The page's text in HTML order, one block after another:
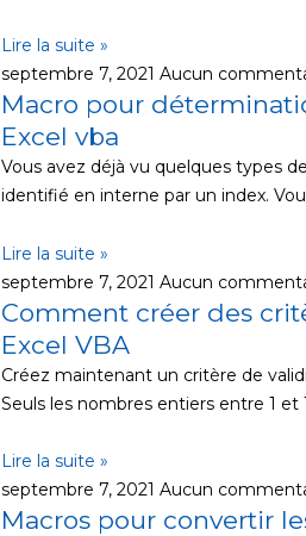
Lire la suite »
septembre 7, 2021 Aucun
Macro pour
Excel vba
Vous avez déjà vu quelques types
identifié en interne par un index.
Lire la suite »
septembre 7, 2021 Aucun
Comment créer des
Excel VBA
Créez maintenant un critère de
Seuls les nombres entiers entre 1
Lire la suite »
septembre 7, 2021 Aucun
Macros pour convertir